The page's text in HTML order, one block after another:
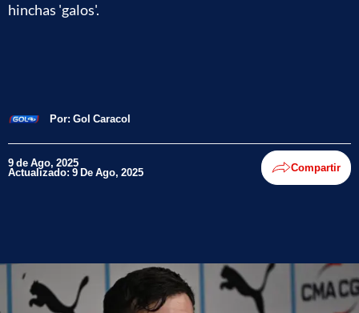
hinchas 'galos'.
Por: Gol Caracol
9 de Ago, 2025
Actualizado: 9 De Ago, 2025 Compartir